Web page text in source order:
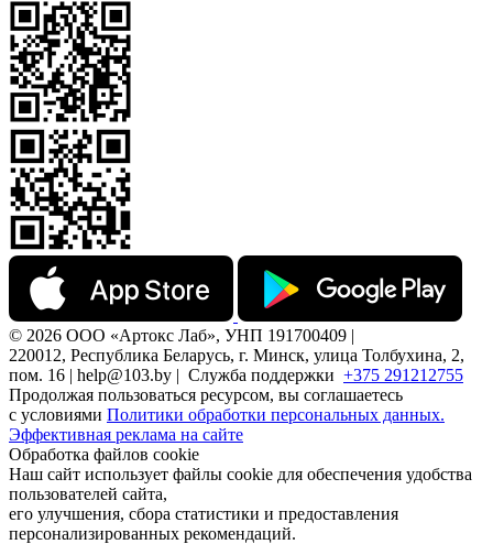
© 2026 ООО «Артокс Лаб», УНП 191700409 |
220012, Республика Беларусь, г. Минск, улица Толбухина, 2,
пом. 16 | help@103.by | Служба поддержки +375 291212755
Продолжая пользоваться ресурсом, вы соглашаетесь
с условиями Политики обработки персональных данных.
Эффективная реклама на сайте
Обработка файлов cookie
Наш сайт использует файлы cookie для обеспечения удобства
пользователей сайта,
его улучшения, сбора статистики и предоставления
персонализированных рекомендаций.